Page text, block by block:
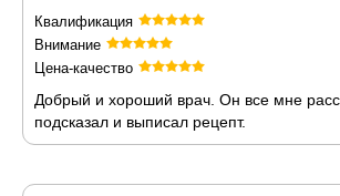
Квалификация
Внимание
Цена-качество
Добрый и хороший врач. Он все мне
подсказал и выписал рецепт.